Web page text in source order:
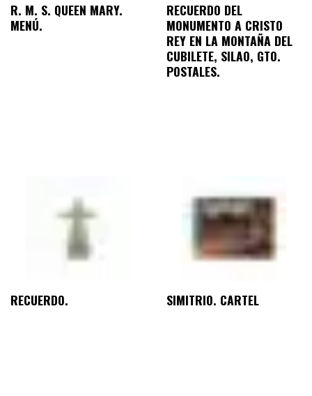
R. M. S. QUEEN MARY.
MENÚ.
RECUERDO DEL
MONUMENTO A CRISTO
REY EN LA MONTAÑA DEL
CUBILETE, SILAO, GTO.
POSTALES.
RECUERDO. SIMITRIO. CARTEL